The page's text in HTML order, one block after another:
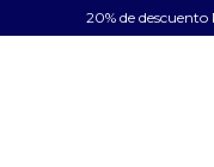
20% de descuento